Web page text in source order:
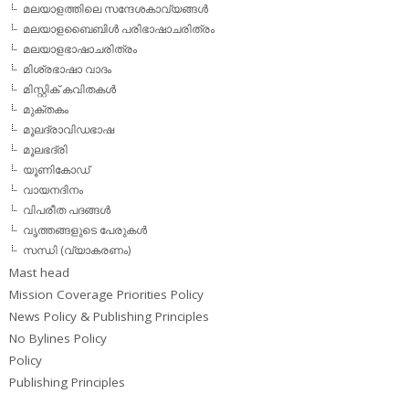
മലയാളത്തിലെ സന്ദേശകാവ്യങ്ങള്‍
മലയാളബൈബിള്‍ പരിഭാഷാചരിത്രം
മലയാളഭാഷാചരിത്രം
മിശ്രഭാഷാ വാദം
മിസ്റ്റിക് കവിതകള്‍
മുക്തകം
മൂലദ്രാവിഡഭാഷ
മൂലഭദ്രി
യൂണികോഡ്
വായനദിനം
വിപരീത പദങ്ങള്‍
വൃത്തങ്ങളുടെ പേരുകള്‍
സന്ധി (വ്യാകരണം)
Mast head
Mission Coverage Priorities Policy
News Policy & Publishing Principles
No Bylines Policy
Policy
Publishing Principles